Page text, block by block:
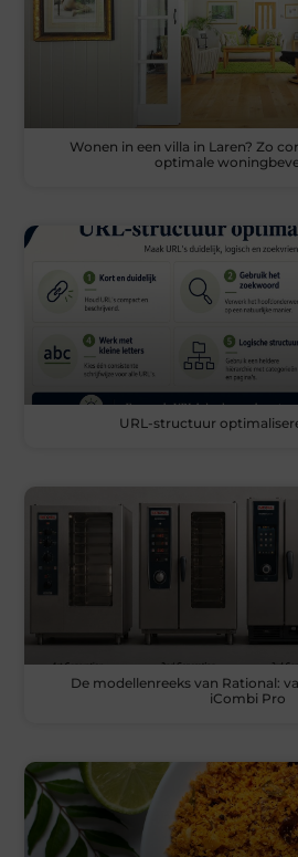
Wonen in een villa in Laren? Zo
optimale
URL-structuur
De modellenreeks van Rational:
iCombi Pro